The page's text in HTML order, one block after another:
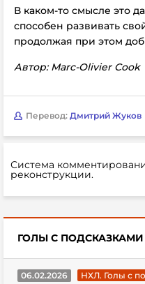
В каком-то смысле это
способен развивать
продолжая при этом
Автор: Marc-Olivier Cook
Перевод: Дмитрий Жуков
Система
реконструкции.
ГОЛЫ С ПОДСКАЗКАМИ
06.02.2026
НХЛ. Голы с